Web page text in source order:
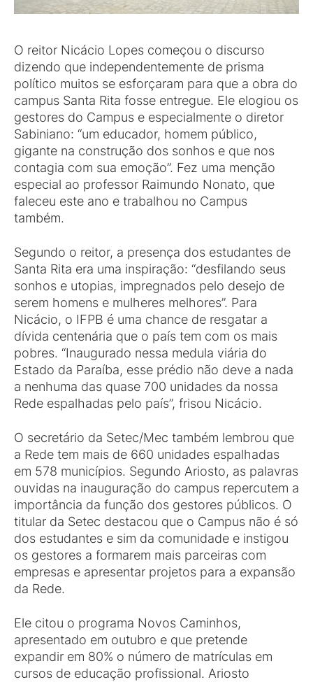
O reitor Nicácio Lopes começou o discurso
dizendo que independentemente de prisma
político muitos se esforçaram para que a obra do
campus Santa Rita fosse entregue. Ele elogiou os
gestores do Campus e especialmente o diretor
Sabiniano: “um educador, homem público,
gigante na construção dos sonhos e que nos
contagia com sua emoção”. Fez uma menção
especial ao professor Raimundo Nonato, que
faleceu este ano e trabalhou no Campus
também.
Segundo o reitor, a presença dos estudantes de
Santa Rita era uma inspiração: “desfilando seus
sonhos e utopias, impregnados pelo desejo de
serem homens e mulheres melhores”. Para
Nicácio, o IFPB é uma chance de resgatar a
dívida centenária que o país tem com os mais
pobres. “Inaugurado nessa medula viária do
Estado da Paraíba, esse prédio não deve a nada
a nenhuma das quase 700 unidades da nossa
Rede espalhadas pelo país”, frisou Nicácio.
O secretário da Setec/Mec também lembrou que
a Rede tem mais de 660 unidades espalhadas
em 578 municípios. Segundo Ariosto, as palavras
ouvidas na inauguração do campus repercutem a
importância da função dos gestores públicos. O
titular da Setec destacou que o Campus não é só
dos estudantes e sim da comunidade e instigou
os gestores a formarem mais parceiras com
empresas e apresentar projetos para a expansão
da Rede.
Ele citou o programa Novos Caminhos,
apresentado em outubro e que pretende
expandir em 80% o número de matrículas em
cursos de educação profissional. Ariosto